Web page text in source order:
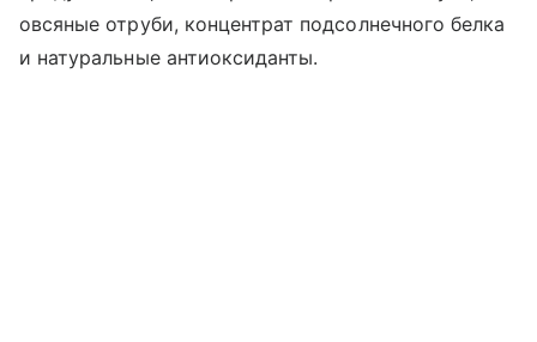
овсяные отруби, концентрат подсолнечного белка
и натуральные антиоксиданты.